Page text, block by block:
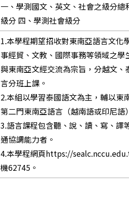
一、學測國文、英文、社會之級分
級分 四、學測社會級分
1.本學程期望招收對東南亞語言文化
事經貿、文教、國際事務等領域之
與東南亞文經交流為宗旨，分越文
言分班上課。
2.本組以學習泰國語文為主，輔以東
第二門東南亞語言（越南語或印尼語
3.語言課程包含聽、說、讀、寫、譯
通協調能力者。
4.本學程網頁https://
機62745。